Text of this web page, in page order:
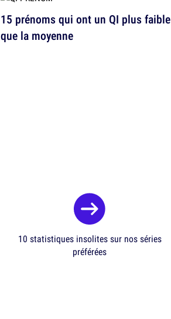
15 prénoms qui ont un QI plus faible
que la moyenne
10 statistiques insolites sur nos séries
préférées